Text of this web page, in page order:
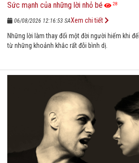
Sức mạnh của những lời nhỏ bé 28
06/08/2026 12:16:53 SA
Những lời làm thay đổi một đời người hiếm khi
từ những khoảnh khắc rất đỗi bình dị.
Xem chi tiết